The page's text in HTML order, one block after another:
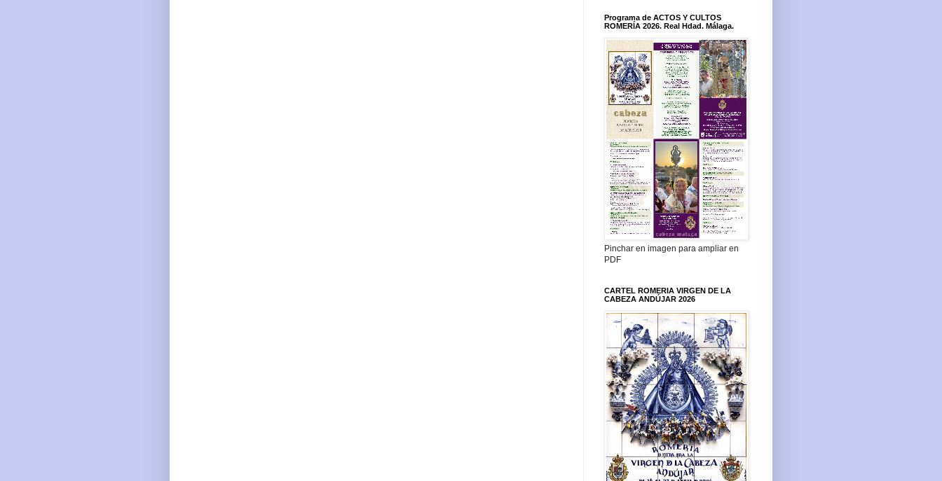
Programa de ACTOS Y CULTOS
ROMERÍA 2026. Real Hdad. Málaga.
Pinchar en imagen para ampliar en
PDF
CARTEL ROMERIA VIRGEN DE LA
CABEZA ANDÚJAR 2026